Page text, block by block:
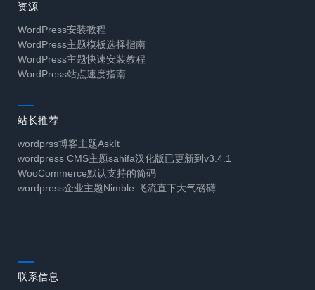
资源
WordPress安装教程
WordPress主题模板选择指南
WordPress主题快速安装教程
WordPress站点速度指南
站长推荐
wordprss博客主题AskIt
wordpress CMS主题sahifa汉化版已更新到v3.4.1
WooCommerce默认支持的简码
wordpress企业主题Nimble:飞流直下大气磅礴
联系信息